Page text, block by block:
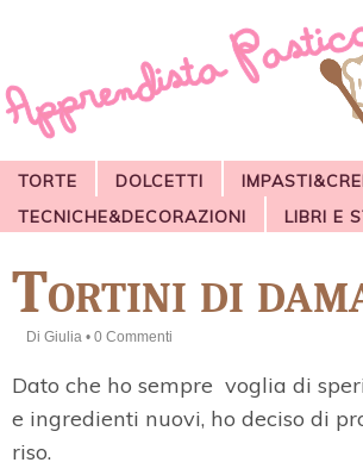
TORTE DOLCETTI
TECNICHE&DECORAZIONI
LIBRI E
Tortini di
Di Giulia • 0 Commenti
Dato che ho sempre voglia di
e ingredienti nuovi, ho deciso di
riso.